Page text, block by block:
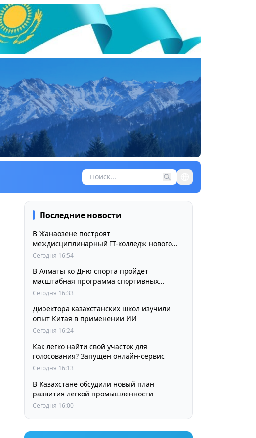
Последние новости
В Жанаозене построят
междисциплинарный IT-колледж нового
поколения
Сегодня 16:54
В Алматы ко Дню спорта пройдет
масштабная программа спортивных
мероприятий
Сегодня 16:33
Директора казахстанских школ изучили
опыт Китая в применении ИИ
Сегодня 16:24
Как легко найти свой участок для
голосования? Запущен онлайн-сервис
Сегодня 16:13
В Казахстане обсудили новый план
развития легкой промышленности
Сегодня 16:00